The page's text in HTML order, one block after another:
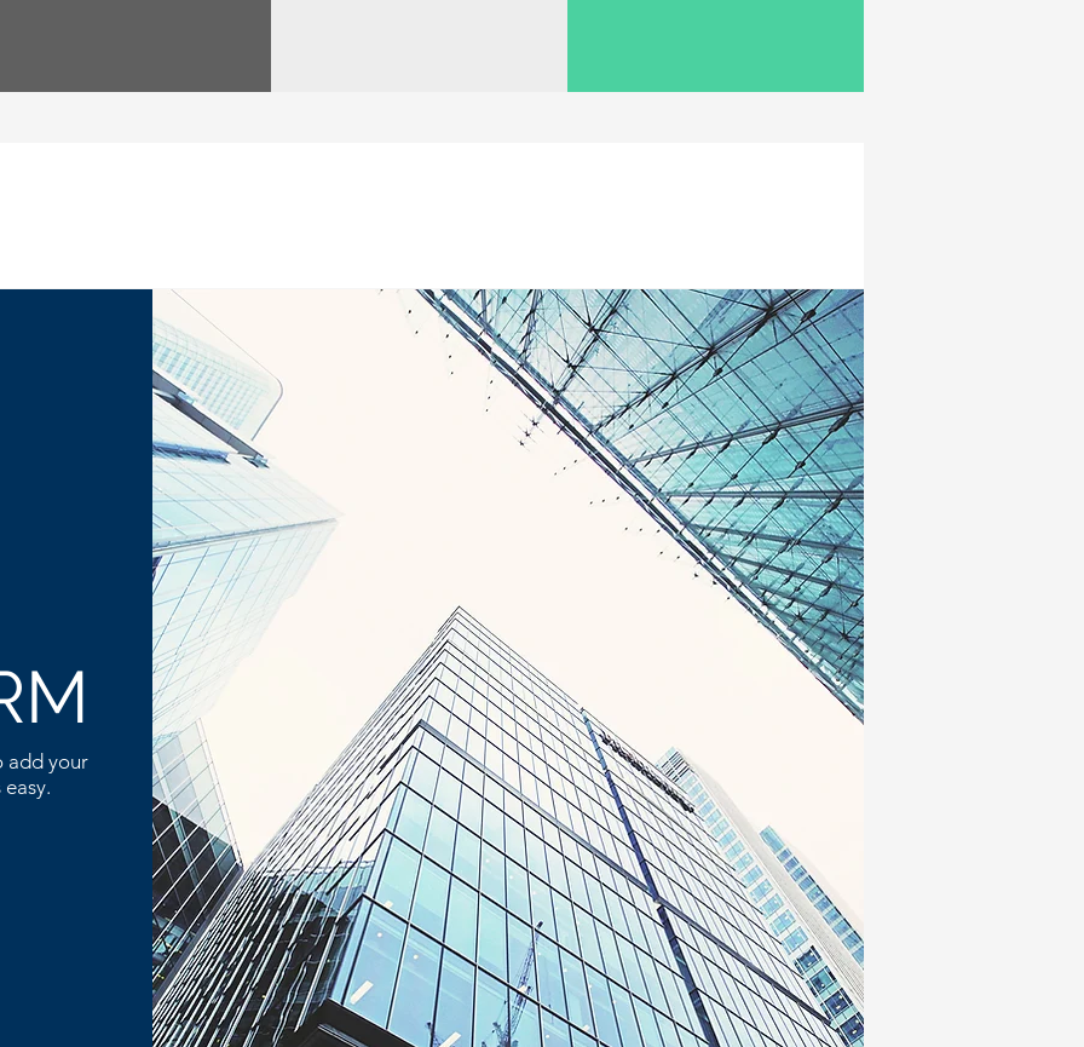
add your